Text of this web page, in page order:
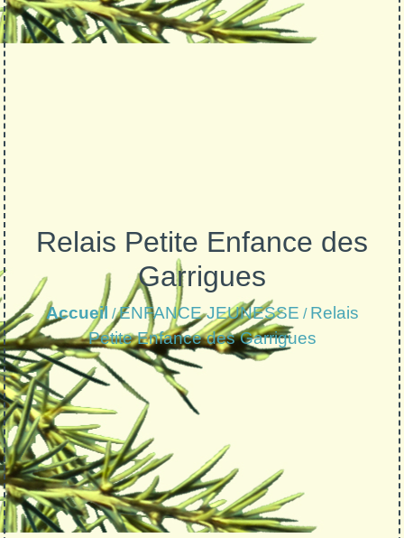
Relais Petite Enfance des
Garrigues
Accueil /ENFANCE JEUNESSE / Relais
Petite Enfance des Garrigues